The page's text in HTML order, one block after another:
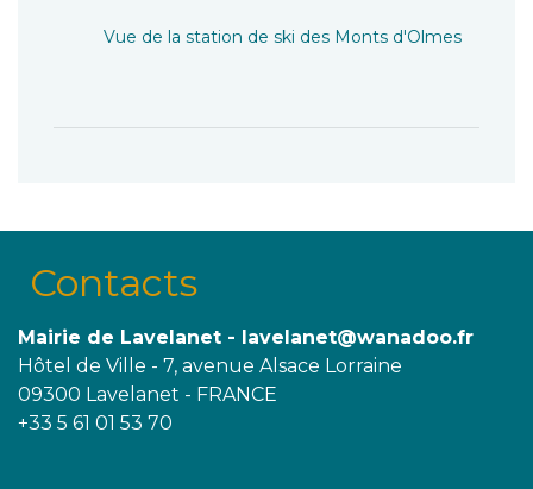
Vue de la station de ski des Monts d'Olmes
Contacts
Mairie de Lavelanet - lavelanet@wanadoo.fr
Hôtel de Ville - 7, avenue Alsace Lorraine
09300 Lavelanet - FRANCE
+33 5 61 01 53 70